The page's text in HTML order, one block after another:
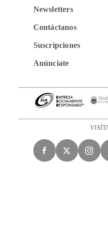
Newsletters
Contáctanos
Suscripciones
Anúnciate